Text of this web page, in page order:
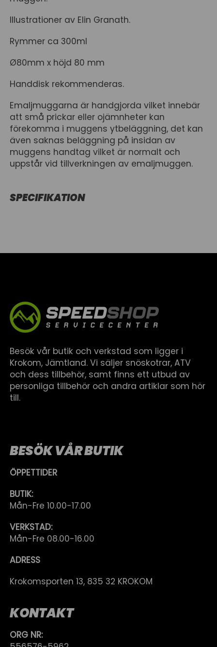
Illustrationer av Elin Granath.
Rymmer ca 300ml
Ø80mm x höjd 80 mm
Handdisk rekommenderas.
Emaljmuggarna är handgjorda vilket innebär
att små prickar eller ojämnheter kan
förekomma i muggens ytbeläggning, det kan
även saknas beläggning på insidan av
muggens handtag vilket är normalt och
uppstår vid tillverkningen av emaljmuggen.
SPECIFIKATION
Besök vår butik och verkstad som ligger i
Krokom, Jämtland. Vi säljer snöskotrar, ATV
och dess tillbehör, samt finns ett utbud av
personliga tillbehör och andra artiklar som hör
till.
BESÖK VÅR BUTIK
ÖPPETTIDER
BUTIK:
Mån-Fre 10.00-17.00
VERKSTAD:
Mån-Fre 08.00-16.00
ADRESS
Krokomsporten 13, 835 32 KROKOM
KONTAKT
ORG NR: